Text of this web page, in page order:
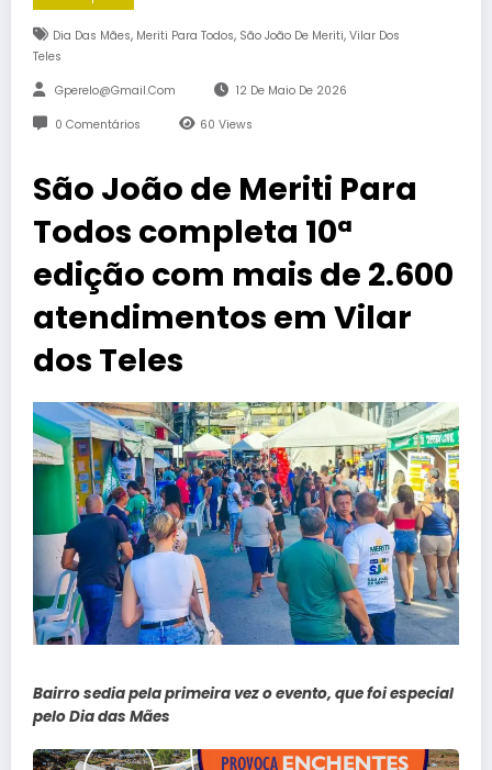
Dia Das Mães, Meriti Para Todos, São João De Meriti, Vilar Dos
Teles
Gperelo@gmail.com 12 De Maio De 2026
0 Comentários 60 Views
São João de Meriti Para
Todos completa 10ª
edição com mais de 2.600
atendimentos em Vilar
dos Teles
Bairro sedia pela primeira vez o evento, que foi especial
pelo Dia das Mães